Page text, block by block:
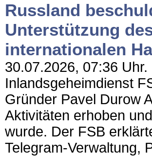
Russland
Unterstützung
internationalen
30.07.2026, 07:36
Inlandsgeheimdienst
Gründer Pavel Durow
Aktivitäten erhoben
wurde. Der FSB
Telegram-Verwaltung,